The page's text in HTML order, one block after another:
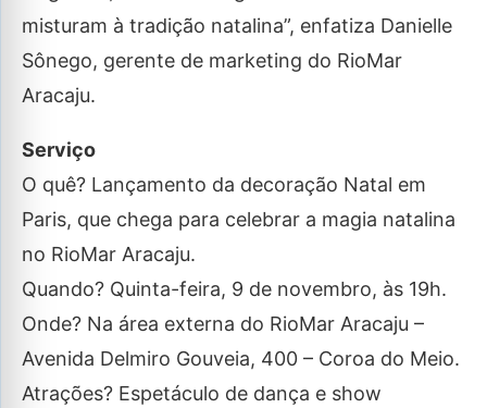
misturam à tradição natalina”, enfatiza Danielle
Sônego, gerente de marketing do RioMar
Aracaju.
Serviço
O quê? Lançamento da decoração Natal em
Paris, que chega para celebrar a magia natalina
no RioMar Aracaju.
Quando? Quinta-feira, 9 de novembro, às 19h.
Onde? Na área externa do RioMar Aracaju –
Avenida Delmiro Gouveia, 400 – Coroa do Meio.
Atrações? Espetáculo de dança e show